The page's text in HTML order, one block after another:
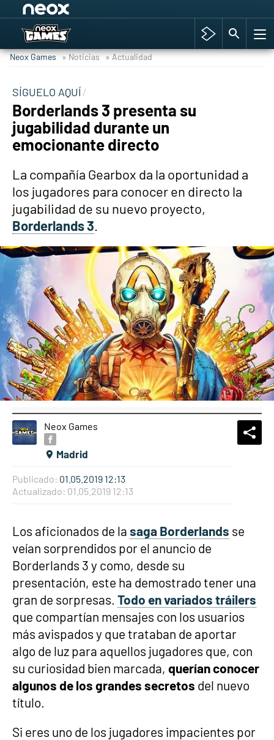
Hyrule Warriors: La Era del Cataclismo
Cyberpunk 2077
Hyrule Warriors
Asia peculiar tradición
Neox Games » Noticias » Actualidad
SÍGUELO AQUÍ
Borderlands 3 presenta su
jugabilidad durante un
emocionante directo
La compañía Gearbox da la oportunidad a
los jugadores para conocer en directo la
jugabilidad de su nuevo proyecto,
Borderlands 3
Neox Games
Madrid
Publicado: 01.05.2019 12:13
Actualizado: 01.05.2019 12:13
Los aficionados de la saga Borderlands se
veían sorprendidos por el anuncio de
Borderlands 3 y como, desde su
presentación, este ha demostrado tener una
gran de sorpresas. Todo en variados tráilers
que compartían mensajes con los usuarios
más avispados y que trataban de aportar
algo de luz para aquellos jugadores que, con
su curiosidad bien marcada, querían conocer
algunos de los grandes secretos del nuevo
título.
Si eres uno de los jugadores impacientes por